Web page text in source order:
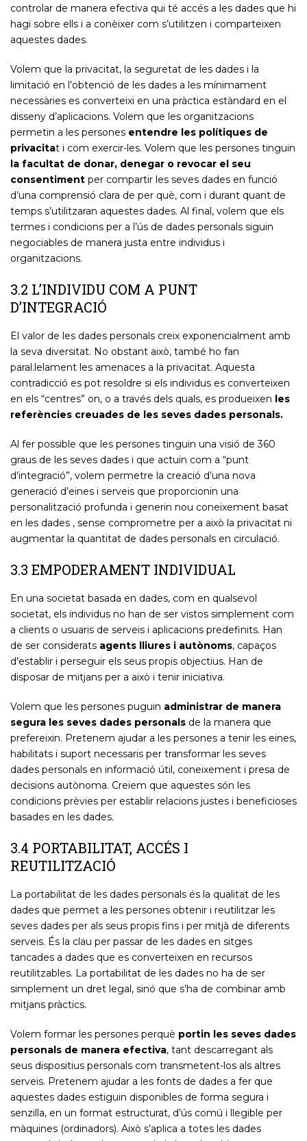
controlar de manera efectiva qui té accés a les dades que hi
hagi sobre ells i a conèixer com s’utilitzen i comparteixen
aquestes dades.
Volem que la privacitat, la seguretat de les dades i la
limitació en l’obtenció de les dades a les mínimament
necessàries es converteixi en una pràctica estàndard en el
disseny d’aplicacions. Volem que les organitzacions
permetin a les persones entendre les polítiques de
privacitat i com exercir-les. Volem que les persones tinguin
la facultat de donar, denegar o revocar el seu
consentiment per compartir les seves dades en funció
d’una comprensió clara de per què, com i durant quant de
temps s’utilitzaran aquestes dades. Al final, volem que els
termes i condicions per a l’ús de dades personals siguin
negociables de manera justa entre individus i
organitzacions.
3.2 L’INDIVIDU COM A PUNT
D’INTEGRACIÓ
El valor de les dades personals creix exponencialment amb
la seva diversitat. No obstant això, també ho fan
paral.lelament les amenaces a la privacitat. Aquesta
contradicció es pot resoldre si els individus es converteixen
en els “centres” on, o a través dels quals, es produeixen les
referències creuades de les seves dades personals.
Al fer possible que les persones tinguin una visió de 360 ​​
graus de les seves dades i que actuïn com a “punt
d’integració”, volem permetre la creació d’una nova
generació d’eines i serveis que proporcionin una
personalització profunda i generin nou coneixement basat
en les dades , sense comprometre per a això la privacitat ni
augmentar la quantitat de dades personals en circulació.
3.3 EMPODERAMENT INDIVIDUAL
En una societat basada en dades, com en qualsevol
societat, els individus no han de ser vistos simplement com
a clients o usuaris de serveis i aplicacions predefinits. Han
de ser considerats agents lliures i autònoms, capaços
d’establir i perseguir els seus propis objectius. Han de
disposar de mitjans per a això i tenir iniciativa.
Volem que les persones puguin administrar de manera
segura les seves dades personals de la manera que
prefereixin. Pretenem ajudar a les persones a tenir les eines,
habilitats i suport necessaris per transformar les seves
dades personals en informació útil, coneixement i presa de
decisions autònoma. Creiem que aquestes són les
condicions prèvies per establir relacions justes i beneficioses
basades en les dades.
3.4 PORTABILITAT, ACCÉS I
REUTILITZACIÓ
La portabilitat de les dades personals és la qualitat de les
dades que permet a les persones obtenir i reutilitzar les
seves dades per als seus propis fins i per mitjà de diferents
serveis. És la clau per passar de les dades en sitges
tancades a dades que es converteixen en recursos
reutilitzables. La portabilitat de les dades no ha de ser
simplement un dret legal, sinó que s’ha de combinar amb
mitjans pràctics.
Volem formar les persones perquè portin les seves dades
personals de manera efectiva, tant descarregant als
seus dispositius personals com transmetent-los als altres
serveis. Pretenem ajudar a les fonts de dades a fer que
aquestes dades estiguin disponibles de forma segura i
senzilla, en un format estructurat, d’ús comú i llegible per
màquines (ordinadors). Això s’aplica a totes les dades